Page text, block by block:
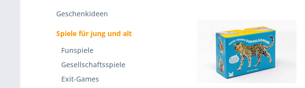
Geschenkideen
Spiele für jung und alt
Funspiele
Gesellschaftsspiele
Exit-Games